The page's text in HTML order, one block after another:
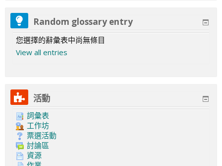
Random glossary entry
您選擇的辭彙表中尚無條目
View all entries
活動
詞彙表
工作坊
票選活動
討論區
資源